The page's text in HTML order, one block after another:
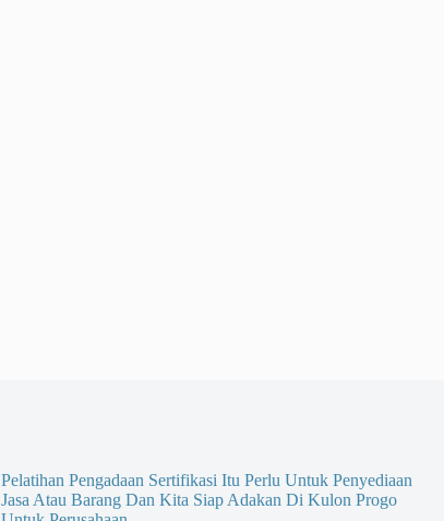
Pelatihan Pengadaan Sertifikasi Itu Perlu Untuk Penyediaan
Jasa Atau Barang Dan Kita Siap Adakan Di Kulon Progo